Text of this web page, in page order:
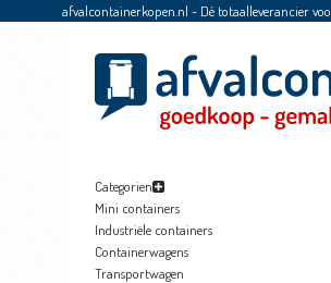
afvalcontainerkopen.nl - Dé totaalleverancier
Categorien
Mini containers
Industriële containers
Containerwagens
Transportwagen